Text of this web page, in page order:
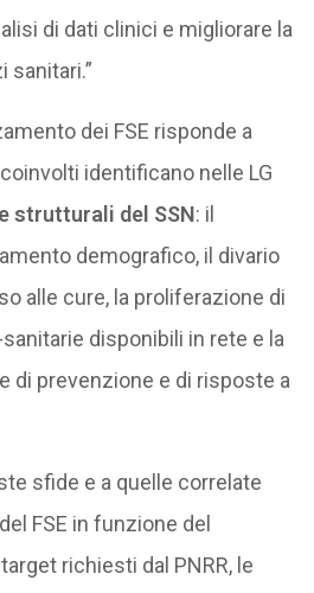
di dati clinici e migliorare la
sanitari.”
dei FSE risponde a
identificano nelle LG
strutturali del SSN: il
demografico, il divario
alle cure, la proliferazione di
disponibili in rete e la
di prevenzione e di risposte a
sfide e a quelle correlate
FSE in funzione del
richiesti dal PNRR, le